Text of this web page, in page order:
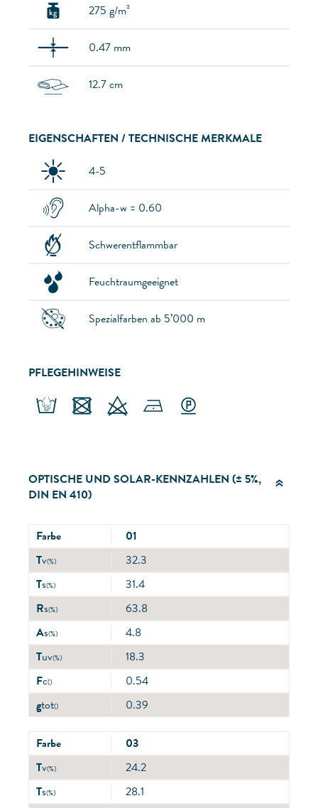
275 g/m²
0.47 mm
12.7 cm
EIGENSCHAFTEN / TECHNISCHE MERKMALE
4-5
Alpha-w = 0.60
Schwerentflammbar
Feuchtraumgeeignet
Spezialfarben ab 5’000 m
PFLEGEHINWEISE
OPTISCHE UND SOLAR-KENNZAHLEN (± 5%,
DIN EN 410)
Farbe
01
Tv(%)
32.3
Ts(%)
31.4
Rs(%)
63.8
As(%)
4.8
Tuv(%)
18.3
Fc()
0.54
gtot() 0.39
Farbe
03
Tv(%)
24.2
Ts(%)
28.1